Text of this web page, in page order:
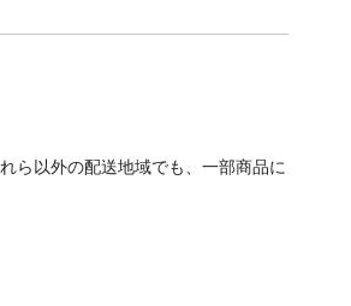
ら以外の配送地域でも、一部商品に